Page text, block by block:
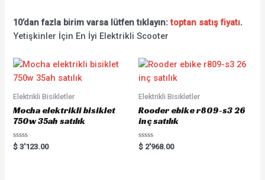
10’dan fazla birim varsa lütfen tıklayın:toptan satış fiyatı.
Yetişkinler İçin En İyi Elektrikli Scooter
Elektrikli Bisikletler
Mocha elektrikli bisiklet
750w 35ah satılık
Rated
0
$ 3'123.00
Elektrikli Bisikletler
Rooder ebike r809-s3 26
inç satılık
Rated
0
$ 2'968.00